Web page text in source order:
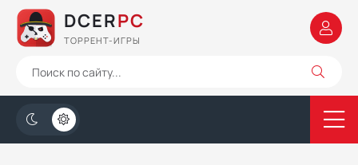
DCERPC
ТОРРЕНТ-ИГРЫ